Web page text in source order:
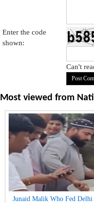
Enter the code
shown:
Can't
Most viewed from
Junaid Malik Who Fed Delhi